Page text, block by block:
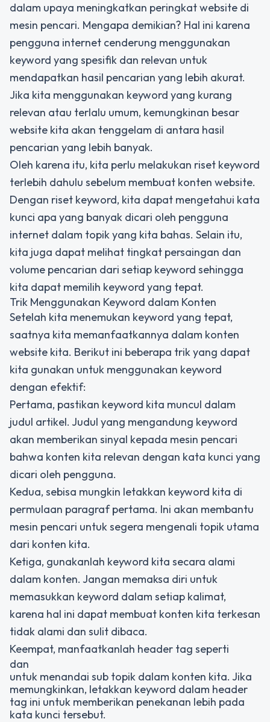
dalam upaya meningkatkan peringkat website di
mesin pencari. Mengapa demikian? Hal ini karena
pengguna internet cenderung menggunakan
keyword yang spesifik dan relevan untuk
mendapatkan hasil pencarian yang lebih akurat.
Jika kita menggunakan keyword yang kurang
relevan atau terlalu umum, kemungkinan besar
website kita akan tenggelam di antara hasil
pencarian yang lebih banyak.
Oleh karena itu, kita perlu melakukan riset keyword
terlebih dahulu sebelum membuat konten website.
Dengan riset keyword, kita dapat mengetahui kata
kunci apa yang banyak dicari oleh pengguna
internet dalam topik yang kita bahas. Selain itu,
kita juga dapat melihat tingkat persaingan dan
volume pencarian dari setiap keyword sehingga
kita dapat memilih keyword yang tepat.
Trik Menggunakan Keyword dalam Konten
Setelah kita menemukan keyword yang tepat,
saatnya kita memanfaatkannya dalam konten
website kita. Berikut ini beberapa trik yang dapat
kita gunakan untuk menggunakan keyword
dengan efektif:
Pertama, pastikan keyword kita muncul dalam
judul artikel. Judul yang mengandung keyword
akan memberikan sinyal kepada mesin pencari
bahwa konten kita relevan dengan kata kunci yang
dicari oleh pengguna.
Kedua, sebisa mungkin letakkan keyword kita di
permulaan paragraf pertama. Ini akan membantu
mesin pencari untuk segera mengenali topik utama
dari konten kita.
Ketiga, gunakanlah keyword kita secara alami
dalam konten. Jangan memaksa diri untuk
memasukkan keyword dalam setiap kalimat,
karena hal ini dapat membuat konten kita terkesan
tidak alami dan sulit dibaca.
Keempat, manfaatkanlah header tag seperti
dan
untuk menandai sub topik dalam konten kita. Jika
memungkinkan, letakkan keyword dalam header
tag ini untuk memberikan penekanan lebih pada
kata kunci tersebut.